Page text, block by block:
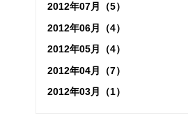
2012年07月（5）
2012年06月（4）
2012年05月（4）
2012年04月（7）
2012年03月（1）